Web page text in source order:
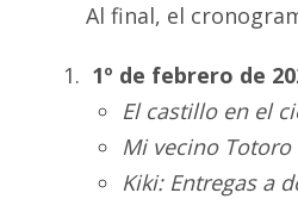
Al final, el
1º de febrero de
El castillo en el
Mi vecino Totoro
Kiki: Entregas a